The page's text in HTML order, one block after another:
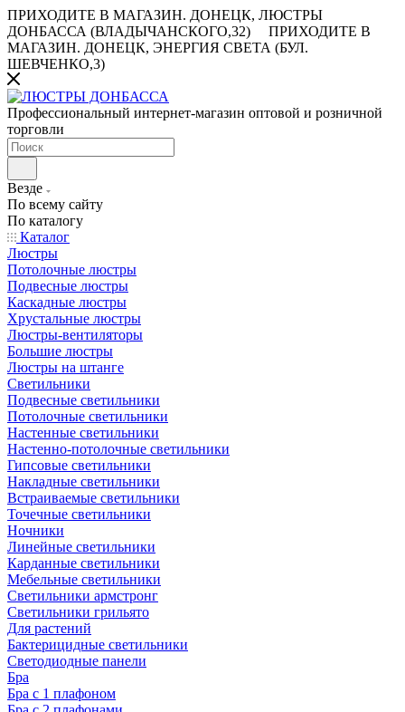
ПРИХОДИТЕ В МАГАЗИН. ДОНЕЦК, ЛЮСТРЫ
ДОНБАССА (ВЛАДЫЧАНСКОГО,32)
ПРИХОДИТЕ В
МАГАЗИН. ДОНЕЦК, ЭНЕРГИЯ СВЕТА (БУЛ.
ШЕВЧЕНКО,3)
Профессиональный интернет-магазин оптовой и розничной
торговли
Везде
По всему сайту
По каталогу
Каталог
Люстры
Потолочные люстры
Подвесные люстры
Каскадные люстры
Хрустальные люстры
Люстры-вентиляторы
Большие люстры
Люстры на штанге
Светильники
Подвесные светильники
Потолочные светильники
Настенные светильники
Настенно-потолочные светильники
Гипсовые светильники
Накладные светильники
Встраиваемые светильники
Точечные светильники
Ночники
Линейные светильники
Карданные светильники
Мебельные светильники
Светильники армстронг
Светильники грильято
Для растений
Бактерицидные светильники
Светодиодные панели
Бра
Бра с 1 плафоном